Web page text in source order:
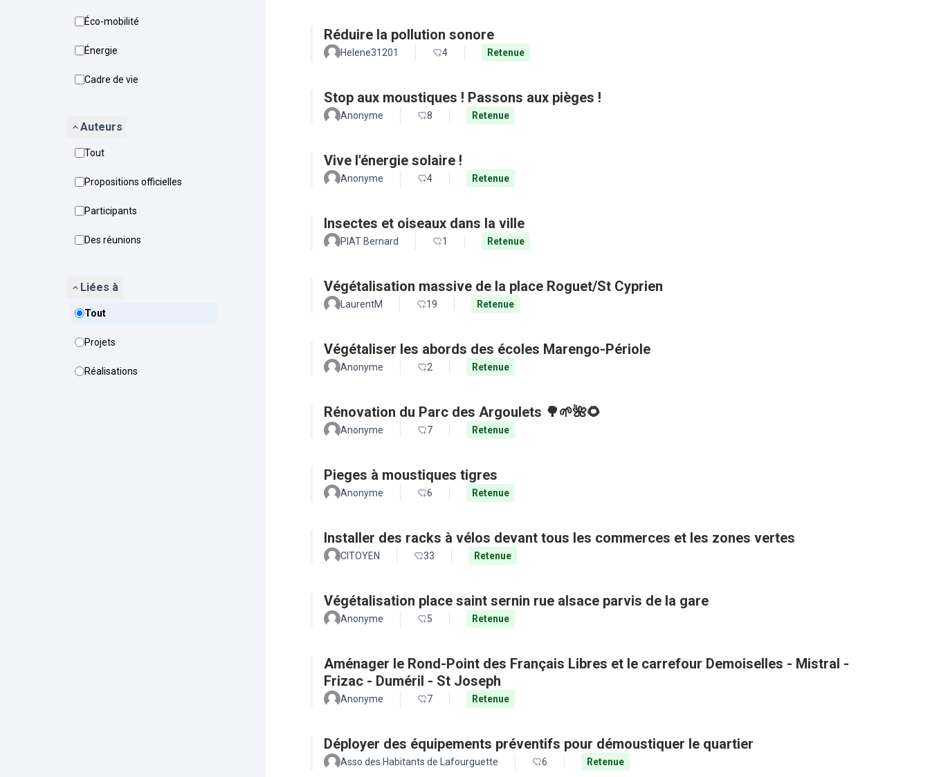
Éco-mobilité
Énergie
Cadre de vie
Auteurs
Tout
Propositions officielles
Participants
Des réunions
Liées à
Tout
Projets
Réalisations
Réduire la pollution sonore
Helene31201 4 Retenue
Stop aux moustiques ! Passons aux pièges !
Anonyme 8 Retenue
Vive l'énergie solaire !
Anonyme 4 Retenue
Insectes et oiseaux dans la ville
PIAT Bernard 1 Retenue
Végétalisation massive de la place Roguet/St Cyprien
LaurentM 19 Retenue
Végétaliser les abords des écoles Marengo-Périole
Anonyme 2 Retenue
Rénovation du Parc des Argoulets 🌳🌱🌺🌻
Anonyme 7 Retenue
Pieges à moustiques tigres
Anonyme 6 Retenue
Installer des racks à vélos devant tous les commerces et les zones vertes
CITOYEN 33 Retenue
Végétalisation place saint sernin rue alsace parvis de la gare
Anonyme 5 Retenue
Aménager le Rond-Point des Français Libres et le carrefour Demoiselles - Mistral -
Frizac - Duméril - St Joseph
Anonyme 7 Retenue
Déployer des équipements préventifs pour démoustiquer le quartier
Asso des Habitants de Lafourguette 6 Retenue